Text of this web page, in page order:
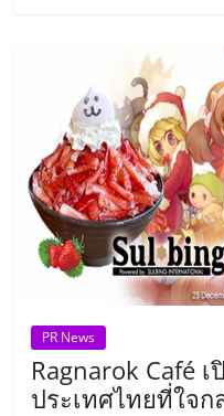
ทุน
ไว,
ที่
ปรึกษา
การ
ลงทุน
PR News
Ragnarok Café
ประเทศไทยที่ใจ